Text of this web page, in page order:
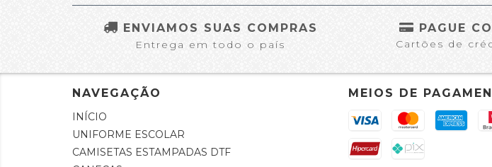
ENVIAMOS SUAS COMPRAS
Entrega em todo o país
PAGUE
Cartões de
NAVEGAÇÃO
INÍCIO
UNIFORME ESCOLAR
CAMISETAS ESTAMPADAS DTF
MEIOS DE